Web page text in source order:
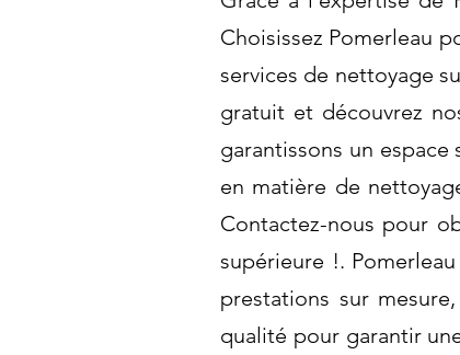
Choisissez Pomerleau
services de nettoyage
gratuit et découvrez
garantissons un
en matière de
Contactez-nous pour
supérieure !.
prestations sur
qualité pour garantir